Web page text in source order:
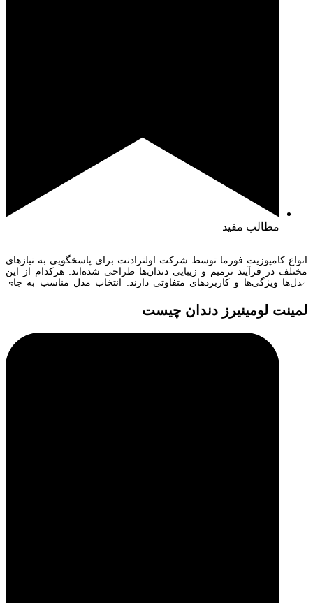
مطالب مفید
انواع کامپوزیت فورما توسط شرکت اولترادنت برای پاسخگویی به نیازهای
مختلف در فرآیند ترمیم و زیبایی دندان‌ها طراحی شده‌اند. هرکدام از این
مدل‌ها ویژگی‌ها و کاربردهای متفاوتی دارند. انتخاب مدل مناسب به جای
برای همین پزشکان بسته به شرایط هر بیمار و […]
لمینت لومینیرز دندان چیست